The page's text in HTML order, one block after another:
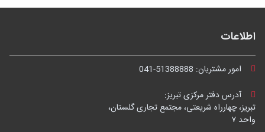
اطلاعات
امور مشتریان: 041-51388888
آدرس دفتر مرکزی تبریز:
تبریز، چهارراه شریعتی، مجتمع تجاری گلستان،
واحد ۷